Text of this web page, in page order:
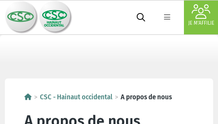
JE M'AFFILIE
CSC - Hainaut occidental A propos de nous